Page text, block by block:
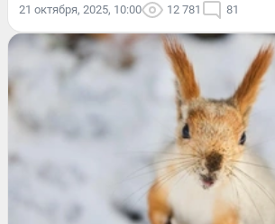
21 октября, 2025, 10:00 12 781 81